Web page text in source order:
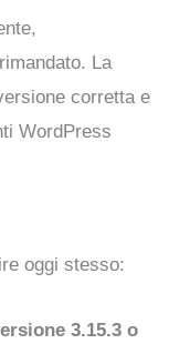
La
corretta e
WordPress
oggi stesso:
3.15.3 o